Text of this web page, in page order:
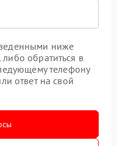
ниже
обратиться в
телефону
ответ на свой